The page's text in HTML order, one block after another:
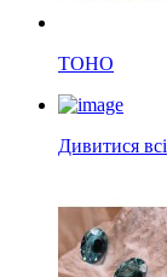
TOHO
Дивитися всі